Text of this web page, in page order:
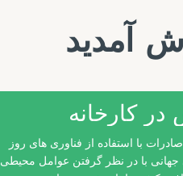
آمدید
کارخانه
صادرات با استفاده از فناوری های روز
جهانی با در نظر گرفتن عوامل محیطی